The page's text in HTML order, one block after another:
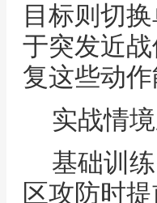
目标则切
于突发近
复这些动
实战情
基础训
区攻防时